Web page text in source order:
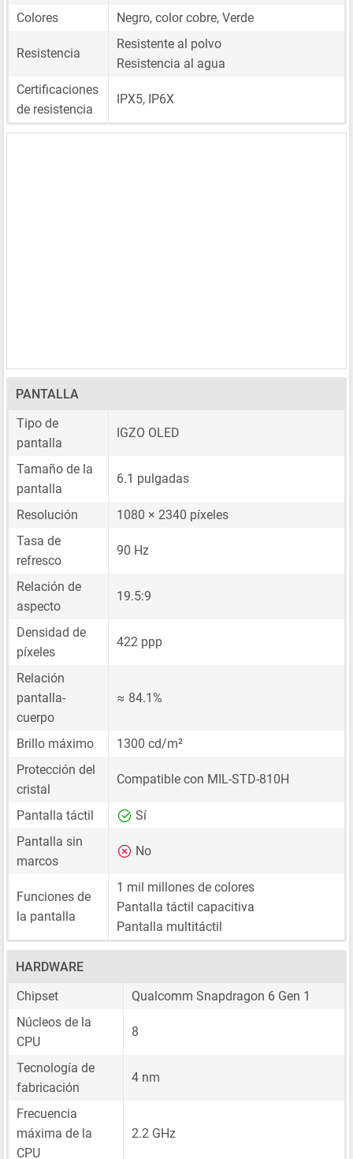
Colores
Negro, color cobre, Verde
Resistencia
Resistente al polvo
Resistencia al agua
Certificaciones
de resistencia
IPX5, IP6X
PANTALLA
Tipo de
pantalla
IGZO OLED
Tamaño de la
pantalla
6.1 pulgadas
Resolución
1080 × 2340 píxeles
Tasa de
refresco
90 Hz
Relación de
aspecto
19.5:9
Densidad de
píxeles
422 ppp
Relación
pantalla-
cuerpo
≈ 84.1%
Brillo máximo
1300 cd/m²
Protección del
cristal
Compatible con MIL-STD-810H
Pantalla táctil
Sí
Pantalla sin
marcos
No
Funciones de
la pantalla
1 mil millones de colores
Pantalla táctil capacitiva
Pantalla multitáctil
HARDWARE
Chipset
Qualcomm Snapdragon 6 Gen 1
Núcleos de la
CPU
8
Tecnología de
fabricación
4 nm
Frecuencia
máxima de la
CPU
2.2 GHz